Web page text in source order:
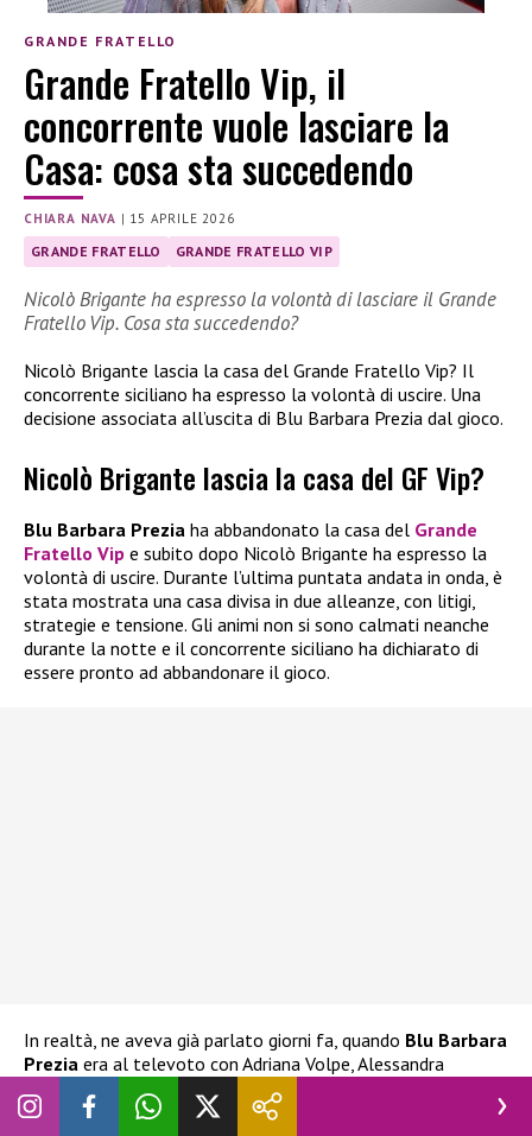
GRANDE FRATELLO
Grande Fratello Vip, il
concorrente vuole lasciare la
Casa: cosa sta succedendo
CHIARA NAVA | 15 APRILE 2026
GRANDE FRATELLO GRANDE FRATELLO VIP
Nicolò Brigante ha espresso la volontà di lasciare il Grande
Fratello Vip. Cosa sta succedendo?
Nicolò Brigante lascia la casa del Grande Fratello Vip? Il
concorrente siciliano ha espresso la volontà di uscire. Una
decisione associata all’uscita di Blu Barbara Prezia dal gioco.
Nicolò Brigante lascia la casa del GF Vip?
Blu Barbara Prezia ha abbandonato la casa del Grande
Fratello Vip e subito dopo Nicolò Brigante ha espresso la
volontà di uscire. Durante l’ultima puntata andata in onda, è
stata mostrata una casa divisa in due alleanze, con litigi,
strategie e tensione. Gli animi non si sono calmati neanche
durante la notte e il concorrente siciliano ha dichiarato di
essere pronto ad abbandonare il gioco.
In realtà, ne aveva già parlato giorni fa, quando Blu Barbara
Prezia era al televoto con Adriana Volpe, Alessandra
Mussolini e Lucia Ilarido. L’ex tronista aveva già espresso
l’intenzione di ritirarsinel caso Blu fosse stata eliminata.